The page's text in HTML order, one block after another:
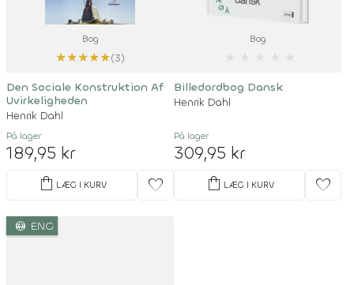
Bog
★★★★★(3)
Den Sociale Konstruktion Af
Uvirkeligheden
Henrik Dahl
På lager
189,95 kr
shopping_bag LÆG I KURV favorite
Bog
Billedordbog Dansk
Henrik Dahl
På lager
309,95 kr
shopping_bag LÆG I KURV favorite
language ENG